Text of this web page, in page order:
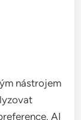
tématem v
Evropské